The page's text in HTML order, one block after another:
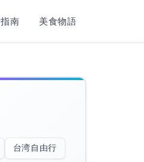
南 美食物語
台湾自由行